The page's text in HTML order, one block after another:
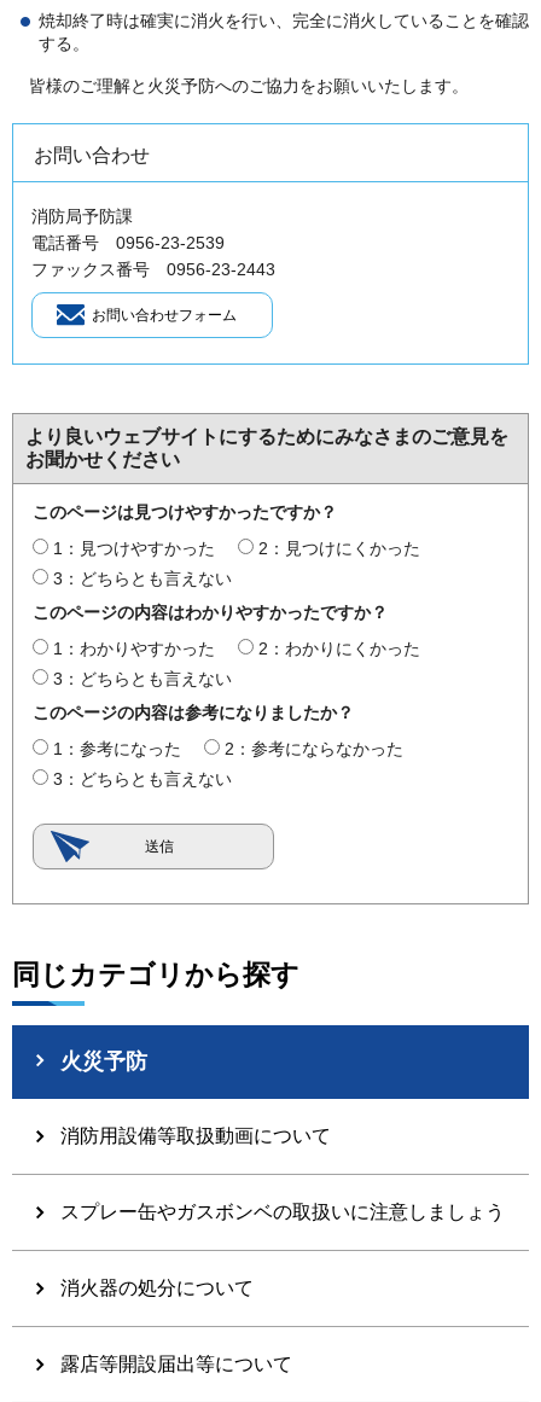
焼却終了時は確実に消火を行い、完全に消火していることを確認
する。
皆様のご理解と火災予防へのご協力をお願いいたします。
お問い合わせ
消防局予防課
電話番号 0956-23-2539
ファックス番号 0956-23-2443
より良いウェブサイトにするためにみなさまのご意見を
お聞かせください
このページは見つけやすかったですか？
1：見つけやすかった
2：見つけにくかった
3：どちらとも言えない
このページの内容はわかりやすかったですか？
1：わかりやすかった
2：わかりにくかった
3：どちらとも言えない
このページの内容は参考になりましたか？
1：参考になった
2：参考にならなかった
3：どちらとも言えない
同じカテゴリから探す
火災予防
消防用設備等取扱動画について
スプレー缶やガスボンベの取扱いに注意しましょう
消火器の処分について
露店等開設届出等について